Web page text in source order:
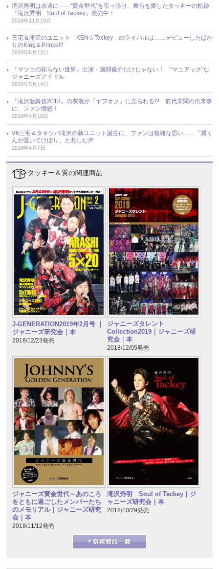
滝沢秀明は永遠に――“黄金世代”を引っ張り、舞台を愛したタッキーの軌跡
『滝沢秀明 Soul of Tackey』発売中！
2018年11月19日
三宅＆滝沢のユニット「KEN☆Tackey」のライバルは……デビューしたばか
りのKing＆Prince!?
2018年6月13日
『マツコの知らない世界』出演・風間俊介だけじゃない！ “マニアック”な
ジャニーズアイドル
2018年5月14日
『滝沢歌舞伎2018』の衣装が「ヤフオク」に売られる!? 前代未聞の出来事
に、ファン憤怒！
2018年4月10日
V6三宅＆タキツバ滝沢の新ユニット誕生に、ファンは複雑な思い……「翼く
んが置いてけぼり」と悲しむ声
2018年4月7日
タッキー＆翼の関連商品
J-GENERATION2019年2月号 ｜
ジャニーズ研究会｜本
2018/12/23発売
ジャニーズタレント
Collection2019｜ジャニーズ研
究会｜本
2018/12/05発売
ジャニーズ黄金世代～あのころ
をともに過ごしたメンバーたち
のメモリアル｜ジャニーズ研究
会｜本
2018/11/12発売
滝沢秀明 Soul of Tackey｜ジ
ャニーズ研究会｜本
2018/10/29発売